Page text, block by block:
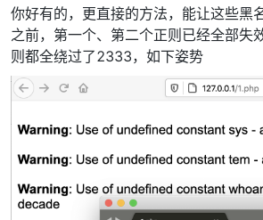
你好有的，更直接的方法，能让这些黑
之前，第一个、第二个正则已经全部失
则都全绕过了2333，如下姿势